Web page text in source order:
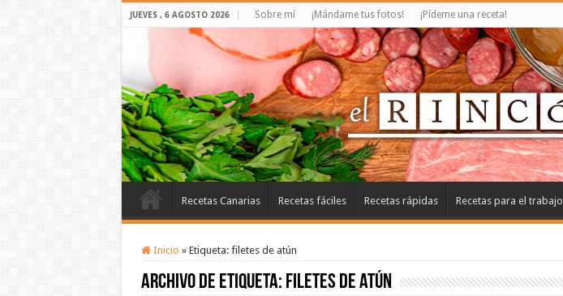
JUEVES , 6 AGOSTO 2026 Sobre mí ¡Mándame tus fotos! ¡Pídeme una receta!
Recetas Canarias Recetas fáciles Recetas rápidas Recetas para el trabajo
Inicio » Etiqueta: filetes de atún
Archivo de etiqueta: filetes de atún